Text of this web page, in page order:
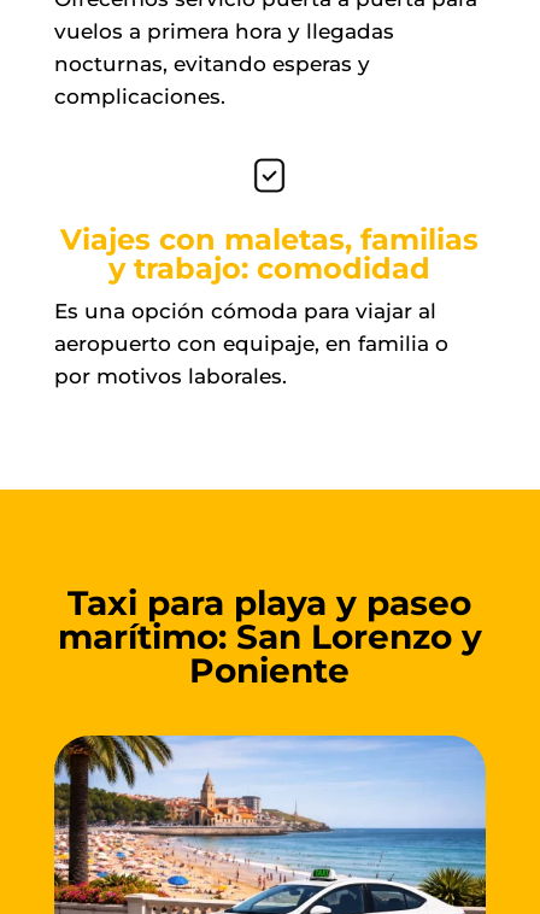
vuelos a primera hora y llegadas
nocturnas, evitando esperas y
complicaciones.
Viajes con maletas, familias
y trabajo: comodidad
Es una opción cómoda para viajar al
aeropuerto con equipaje, en familia o
por motivos laborales.
Taxi para playa y paseo
marítimo: San Lorenzo y
Poniente